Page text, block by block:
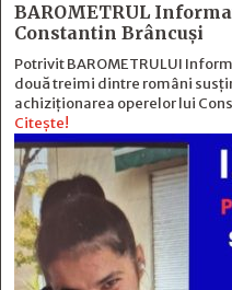
BAROMETRUL
Constantin Brâncuși
Potrivit BAROMETRULUI
două treimi dintre români
achiziționarea operelor lui
Citește!